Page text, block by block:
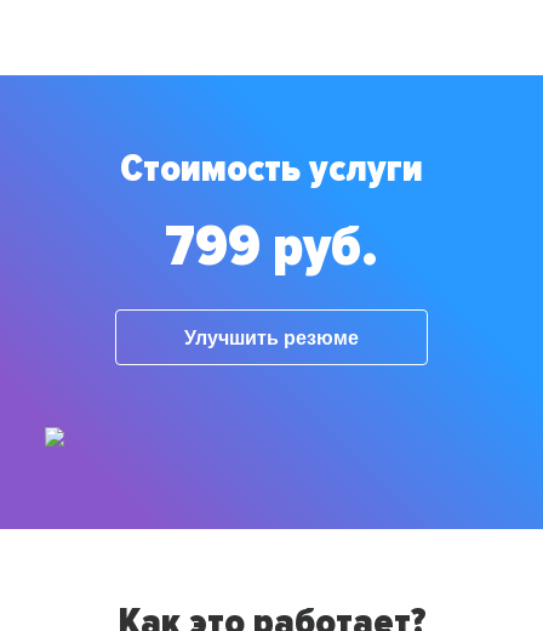
Стоимость услуги
799 руб.
Улучшить резюме